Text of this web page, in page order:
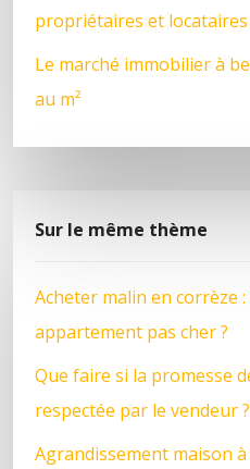
propriétaires et locataires
Le marché immobilier à
au m²
Sur le même thème
Acheter malin en corrèze
appartement pas cher ?
Que faire si la promesse
respectée par le vendeur ?
Agrandissement maison